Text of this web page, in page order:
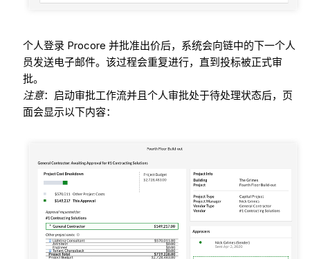
个人登录 Procore 并批准出价后，系统会向链中的下一个人
员发送电子邮件。该过程会重复进行，直到投标被正式审
批。
注意：启动审批工作流并且个人审批处于待处理状态后，页
面会显示以下内容：